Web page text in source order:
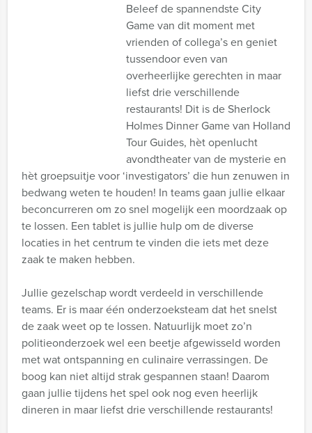
Beleef de spannendste City
Game van dit moment met
vrienden of collega’s en geniet
tussendoor even van
overheerlijke gerechten in maar
liefst drie verschillende
restaurants! Dit is de Sherlock
Holmes Dinner Game van Holland
Tour Guides, hèt openlucht
avondtheater van de mysterie en
hèt groepsuitje voor ‘investigators’ die hun zenuwen in
bedwang weten te houden! In teams gaan jullie elkaar
beconcurreren om zo snel mogelijk een moordzaak op
te lossen. Een tablet is jullie hulp om de diverse
locaties in het centrum te vinden die iets met deze
zaak te maken hebben.
Jullie gezelschap wordt verdeeld in verschillende
teams. Er is maar één onderzoeksteam dat het snelst
de zaak weet op te lossen. Natuurlijk moet zo’n
politieonderzoek wel een beetje afgewisseld worden
met wat ontspanning en culinaire verrassingen. De
boog kan niet altijd strak gespannen staan! Daarom
gaan jullie tijdens het spel ook nog even heerlijk
dineren in maar liefst drie verschillende restaurants!